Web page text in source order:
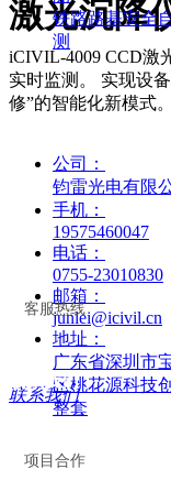
激光沉降
iCIVIL-4009 CCD激
实时监测。 实现设
修”的智能化新模式。
联系我们
铁路路基安全
测
公司：
钧雷光电有限
手机：
19575460047
电话：
0755-23010830
邮箱：
junlei@icivil.cn
地址：
广东省深圳市
区桃花源科技
整套
联系我们
客服热线
项目合作